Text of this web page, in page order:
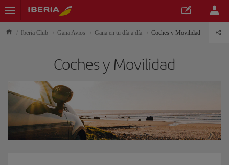
Iberia Club Gana Avios Gana en tu día a día Coches y Movilidad
Coches y Movilidad